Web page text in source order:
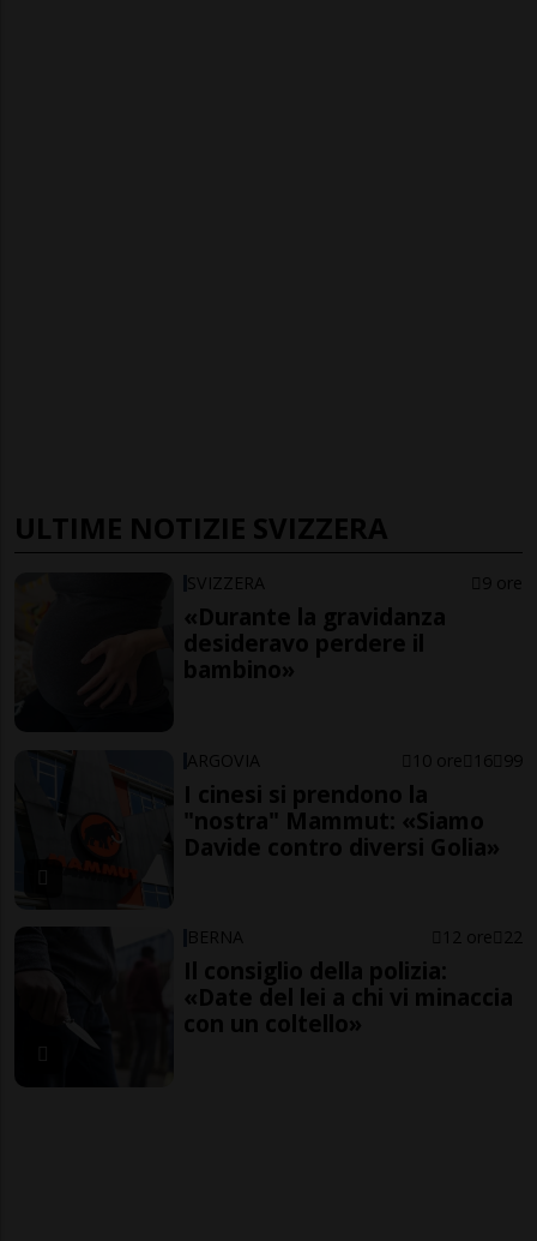
ULTIME NOTIZIE SVIZZERA
SVIZZERA 9 ore
«Durante la gravidanza
desideravo perdere il
bambino»
ARGOVIA 10 ore 16 99
I cinesi si prendono la
"nostra" Mammut: «Siamo
Davide contro diversi Golia»
BERNA 12 ore 22
Il consiglio della polizia:
«Date del lei a chi vi minaccia
con un coltello»